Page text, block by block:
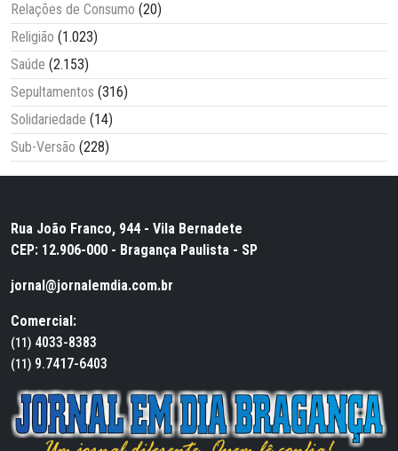
Relações de Consumo (20)
Religião (1.023)
Saúde (2.153)
Sepultamentos (316)
Solidariedade (14)
Sub-Versão (228)
Rua João Franco, 944 - Vila Bernadete
CEP: 12.906-000 - Bragança Paulista - SP
jornal@jornalemdia.com.br
Comercial:
(11) 4033-8383
(11) 9.7417-6403